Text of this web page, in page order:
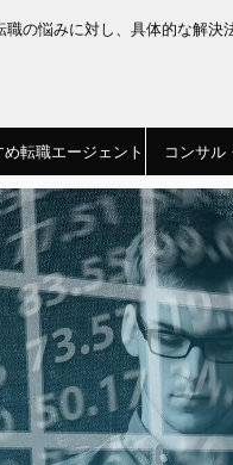
の悩みに対し、具体的な解決
め転職エージェント コンサル